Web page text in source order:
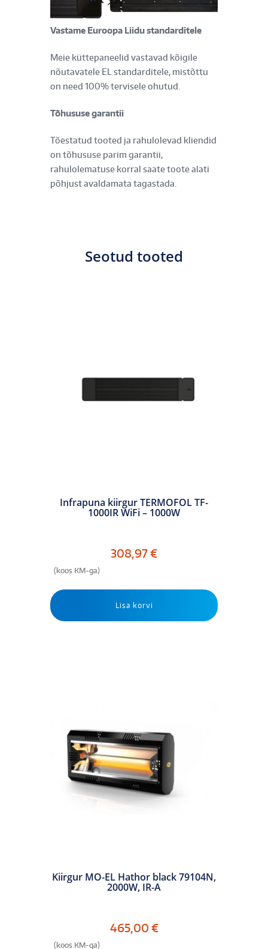
Vastame Euroopa Liidu standarditele
Meie küttepaneelid vastavad kõigile
nõutavatele EL standarditele, mistõttu
on need 100% tervisele ohutud.
Tõhususe garantii
Tõestatud tooted ja rahulolevad kliendid
on tõhususe parim garantii,
rahulolematuse korral saate toote alati
põhjust avaldamata tagastada.
Seotud tooted
Infrapuna kiirgur TERMOFOL TF-
1000IR WiFi – 1000W
308,97€
(koos KM-ga)
Lisa korvi
Kiirgur MO-EL Hathor black 79104N,
2000W, IR-A
465,00 €
(koos KM-ga)